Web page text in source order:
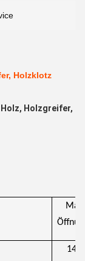
Holzklotz
Holzgreifer,